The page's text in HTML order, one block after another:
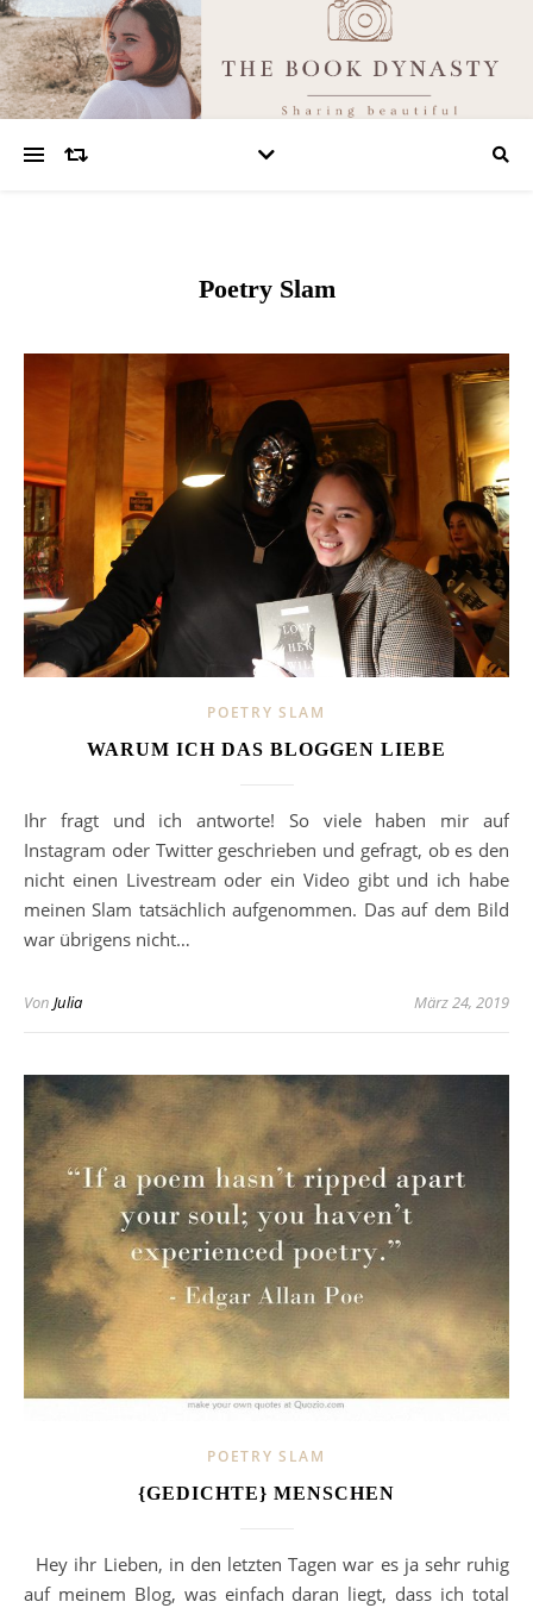
Poetry Slam
POETRY SLAM
WARUM ICH DAS BLOGGEN LIEBE
Ihr fragt und ich antworte! So viele haben mir auf
Instagram oder Twitter geschrieben und gefragt, ob es den
nicht einen Livestream oder ein Video gibt und ich habe
meinen Slam tatsächlich aufgenommen. Das auf dem Bild
war übrigens nicht…
Von Julia März 24, 2019
POETRY SLAM
{GEDICHTE} MENSCHEN
Hey ihr Lieben, in den letzten Tagen war es ja sehr ruhig
auf meinem Blog, was einfach daran liegt, dass ich total